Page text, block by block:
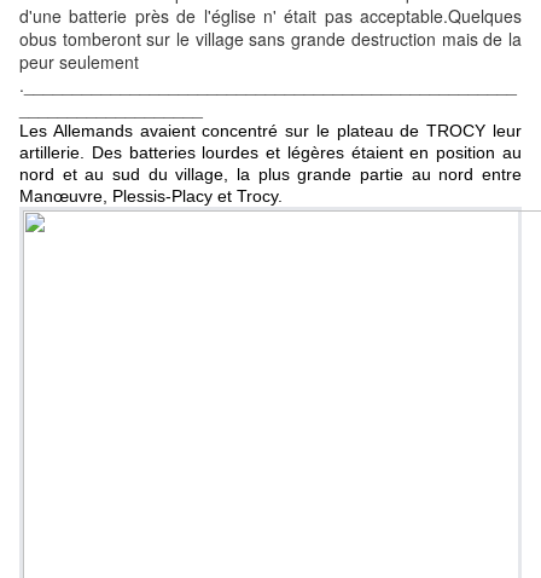
d'une batterie près de l'église n' était pas acceptable.Quelques
obus tomberont sur le village sans grande destruction mais de la
peur seulement
.
Les Allemands avaient concentré sur le plateau de TROCY leur
artillerie. Des batteries lourdes et légères étaient en position au
nord et au sud du village, la plus grande partie au nord entre
Manœuvre, Plessis-Placy et Trocy.